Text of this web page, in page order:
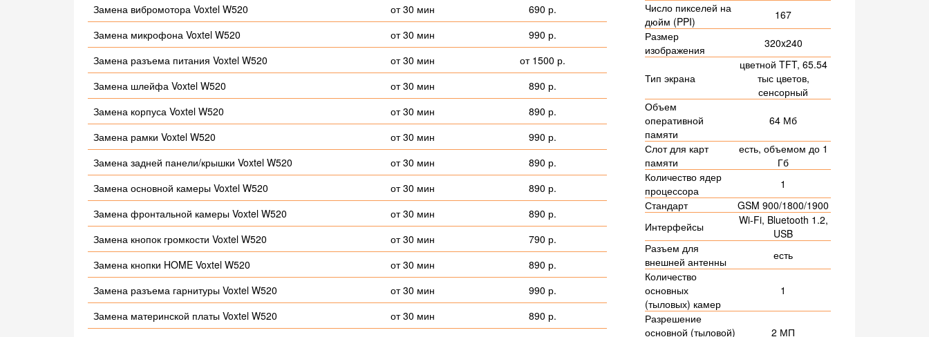
Замена вибромотора Voxtel W520
от 30 мин
690 р.
Замена микрофона Voxtel W520
от 30 мин
990 р.
Замена разъема питания Voxtel W520
от 30 мин
от 1500 р.
Замена шлейфа Voxtel W520
от 30 мин
890 р.
Замена корпуса Voxtel W520
от 30 мин
890 р.
Замена рамки Voxtel W520
от 30 мин
990 р.
Замена задней панели/крышки Voxtel W520
от 30 мин
890 р.
Замена основной камеры Voxtel W520
от 30 мин
890 р.
Замена фронтальной камеры Voxtel W520
от 30 мин
890 р.
Замена кнопок громкости Voxtel W520
от 30 мин
790 р.
Замена кнопки HOME Voxtel W520
от 30 мин
890 р.
Замена разъема гарнитуры Voxtel W520
от 30 мин
990 р.
Замена материнской платы Voxtel W520
от 30 мин
890 р.
Число пикселей на
дюйм (PPI)
167
Размер
изображения
320x240
Тип экрана
цветной TFT, 65.54
тыс цветов,
сенсорный
Объем
оперативной
памяти
64 Мб
Слот для карт
памяти
есть, объемом до 1
Гб
Количество ядер
процессора
1
Стандарт
GSM 900/1800/1900
Интерфейсы
Wi-Fi, Bluetooth 1.2,
USB
Разъем для
внешней антенны
есть
Количество
основных
(тыловых) камер
1
Разрешение
основной (тыловой)
2 МП